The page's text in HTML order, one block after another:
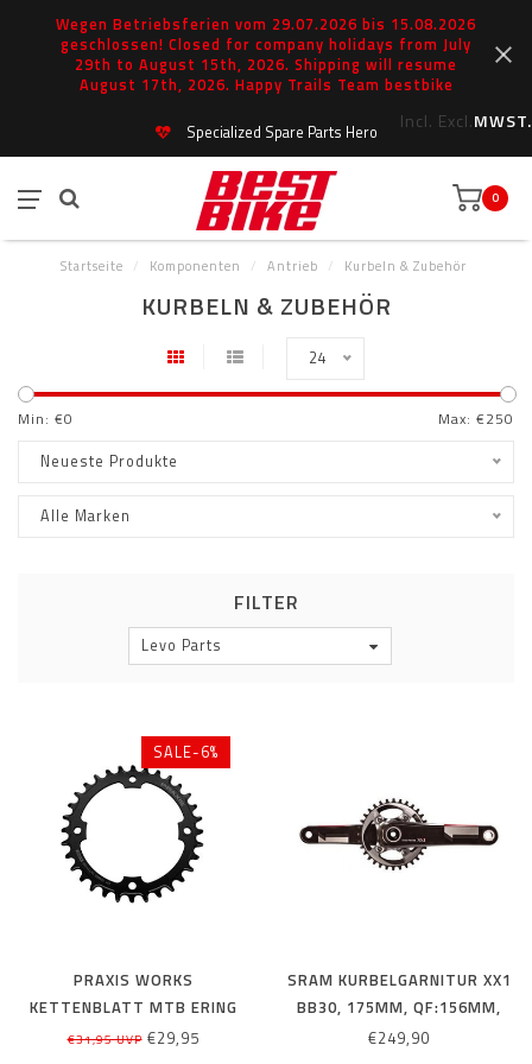
Wegen Betriebsferien vom 29.07.2026 bis 15.08.2026
geschlossen! Closed for company holidays from July
29th to August 15th, 2026. Shipping will resume
August 17th, 2026. Happy Trails Team bestbike
Incl. Excl.MWST.
Specialized Spare Parts Hero
0
Startseite / Komponenten / Antrieb / Kurbeln & Zubehör
KURBELN & ZUBEHÖR
24
Min: €0 Max: €250
Neueste Produkte
Alle Marken
FILTER
Levo Parts
SALE-6%
PRAXIS WORKS
KETTENBLATT MTB ERING
STEEL NARROW WIDE 1X
€31,95 UVP€29,95
SRAM KURBELGARNITUR XX1
BB30, 175MM, QF:156MM,
OHNE KETTENBLATT
€249,90